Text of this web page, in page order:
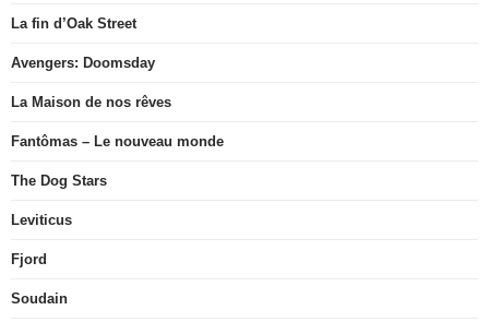
La fin d’Oak Street
Avengers: Doomsday
La Maison de nos rêves
Fantômas – Le nouveau monde
The Dog Stars
Leviticus
Fjord
Soudain